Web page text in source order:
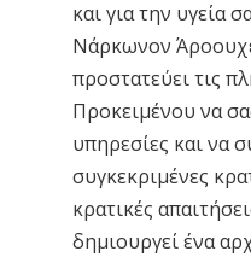
και για την υγεία
Νάρκωνον
προστατεύει τις
Προκειμένου να
υπηρεσίες και να
συγκεκριμένες
κρατικές
δημιουργεί ένα